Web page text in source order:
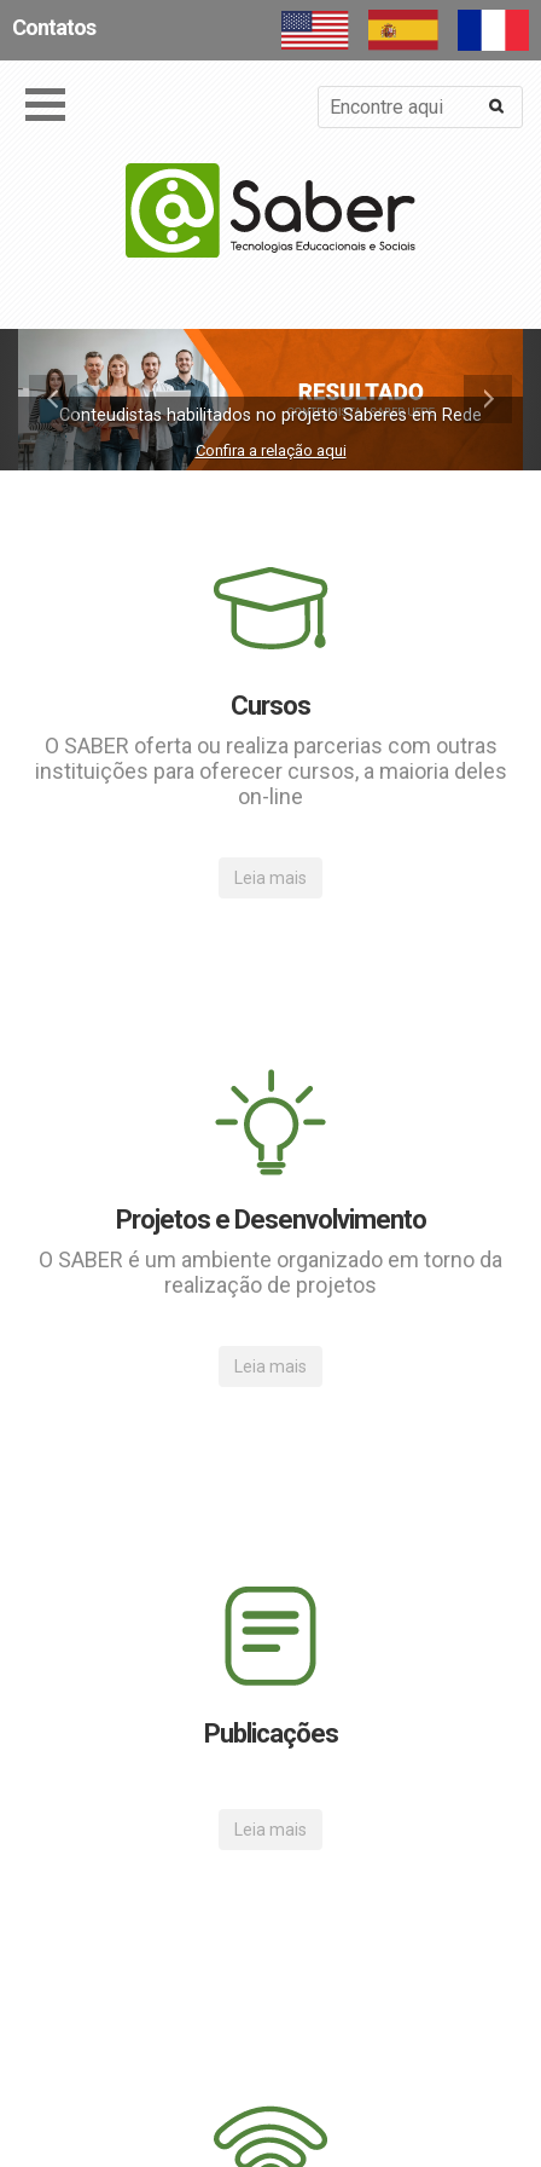
Contatos
Conteudistas habilitados no projeto Saberes em Rede
Confira a relação aqui
Cursos
O SABER oferta ou realiza parcerias com outras
instituições para oferecer cursos, a maioria deles
on-line
Leia mais
Projetos e Desenvolvimento
O SABER é um ambiente organizado em torno da
realização de projetos
Leia mais
Publicações
Leia mais